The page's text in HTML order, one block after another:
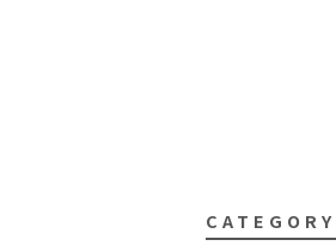
CATEGORY